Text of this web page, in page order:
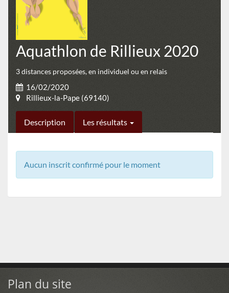
Aquathlon de Rillieux 2020
3 distances proposées, en individuel ou en relais
16/02/2020
Rillieux-la-Pape (69140)
Description Les résultats
Aucun inscrit confirmé pour le moment
Plan du site